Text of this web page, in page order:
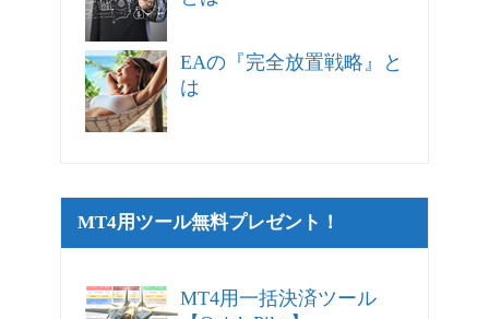
EAの『完全放置戦略』と
は
MT4用ツール無料プレゼント！
MT4用一括決済ツール